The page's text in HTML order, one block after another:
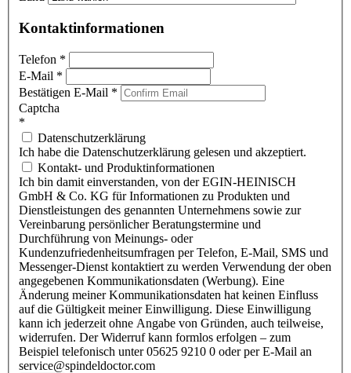
Kontaktinformationen
Telefon *
E-Mail *
Bestätigen E-Mail *
Captcha
*
Datenschutzerklärung
Ich habe die Datenschutzerklärung gelesen und akzeptiert.
Kontakt- und Produktinformationen
Ich bin damit einverstanden, von der EGIN-HEINISCH
GmbH & Co. KG für Informationen zu Produkten und
Dienstleistungen des genannten Unternehmens sowie zur
Vereinbarung persönlicher Beratungstermine und
Durchführung von Meinungs- oder
Kundenzufriedenheitsumfragen per Telefon, E-Mail, SMS und
Messenger-Dienst kontaktiert zu werden Verwendung der oben
angegebenen Kommunikationsdaten (Werbung). Eine
Änderung meiner Kommunikationsdaten hat keinen Einfluss
auf die Gültigkeit meiner Einwilligung. Diese Einwilligung
kann ich jederzeit ohne Angabe von Gründen, auch teilweise,
widerrufen. Der Widerruf kann formlos erfolgen – zum
Beispiel telefonisch unter 05625 9210 0 oder per E-Mail an
service@spindeldoctor.com